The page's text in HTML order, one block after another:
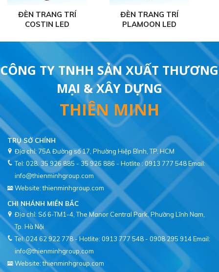
ĐÈN TRANG TRÍ
COSTIN LED
ĐÈN TRANG TRÍ
PLAMOON LED
CÔNG TY TNHH SẢN XUẤT THƯƠNG
MẠI & XÂY DỰNG
THIÊN MINH
TRỤ SỞ CHÍNH
Địa chỉ: 75A Đường số 17, Phường Hiệp Bình, TP. HCM
Tel: 028. 35 926 885 - 35 926 886 - Hotlite : 0913 777 548Email:
info@thienminhgroup.com
Website: thienminhgroup.com
CHI NHÁNH MIỀN BẮC
Địa chỉ: Số 6-TM1-4, The Manor Central Park, Phường Lĩnh Nam,
Tel: 024 62 922 778 - Hotlite: 0913 777 548 - 0908 295 914Email:
info@thienminhgroup.com
Website: thienminhgroup.com